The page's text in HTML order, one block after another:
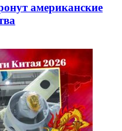
американские